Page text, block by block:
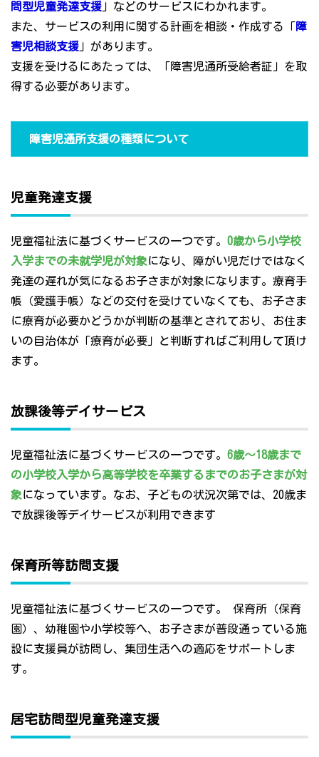
問型児童発達支援 」などのサービスにわかれます。
また、サービスの利用に関する計画を相談・作成する「障
害児相談支援 」があります。
支援を受けるにあたっては、「障害児通所受給者証」を取
得する必要があります。
障害児通所支援の種類について
児童発達支援
児童福祉法に基づくサービスの一つです。 0歳から小学校
入学までの未就学児が対象になり、障がい児だけではなく
発達の遅れが気になるお子さまが対象になります。療育手
帳（愛護手帳）などの交付を受けていなくても、お子さま
に療育が必要かどうかが判断の基準とされており、お住ま
いの自治体が「療育が必要」と判断すればご利用して頂け
ます。
放課後等デイサービス
児童福祉法に基づくサービスの一つです。 6歳～18歳まで
の小学校入学から高等学校を卒業するまでのお子さまが対
象になっています。なお、子どもの状況次第では、20歳ま
で放課後等デイサービスが利用できます
保育所等訪問支援
児童福祉法に基づくサービスの一つです。 保育所（保育
園）、幼稚園や小学校等へ、お子さまが普段通っている施
設に支援員が訪問し、集団生活への適応をサポートしま
す。
居宅訪問型児童発達支援